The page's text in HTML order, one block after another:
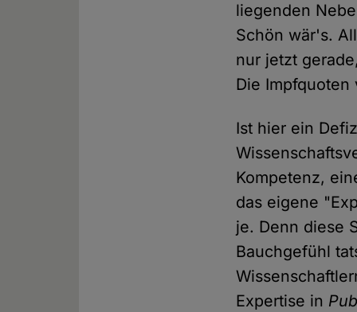
liegenden
Schön wär's.
nur jetzt
Die
Ist hier ein
Kompetenz,
das eigene
je. Denn diese
Bauchgefühl
Expertise in